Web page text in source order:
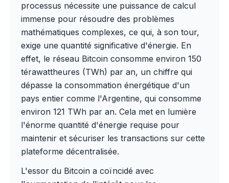
processus nécessite une puissance de calcul
immense pour résoudre des problèmes
mathématiques complexes, ce qui, à son tour,
exige une quantité significative d'énergie. En
effet, le réseau Bitcoin consomme environ 150
térawattheures (TWh) par an, un chiffre qui
dépasse la consommation énergétique d'un
pays entier comme l'Argentine, qui consomme
environ 121 TWh par an. Cela met en lumière
l'énorme quantité d'énergie requise pour
maintenir et sécuriser les transactions sur cette
plateforme décentralisée.
L'essor du Bitcoin a coïncidé avec